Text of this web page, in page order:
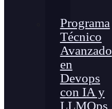
Programa
Técnico
Avanzado
en
Devops
con IA y
LLMOps